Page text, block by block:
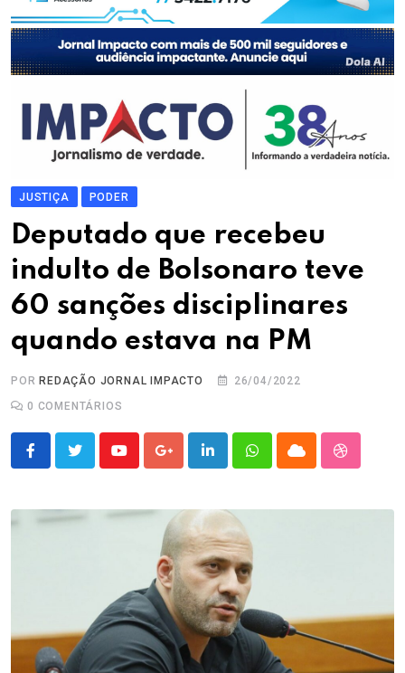
JUSTIÇA PODER
Deputado que recebeu
indulto de Bolsonaro teve
60 sanções disciplinares
quando estava na PM
POR REDAÇÃO JORNAL IMPACTO
26/04/2022
0 COMENTÁRIOS
YoutubeGoogle+LinkedInWhatsappCloud